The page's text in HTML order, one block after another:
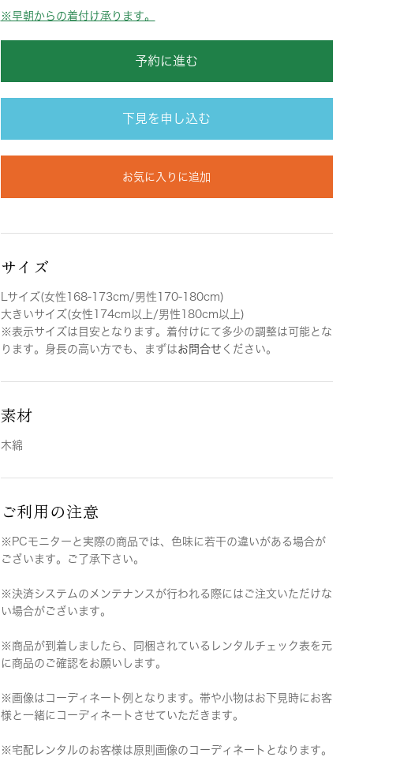
※早朝からの着付け承ります。
予約に進む
下見を申し込む
お気に入りに追加
サイズ
Lサイズ(女性168-173cm/男性170-180cm)
大きいサイズ(女性174cm以上/男性180cm以上)
※表示サイズは目安となります。着付けにて多少の調整は可能とな
ります。身長の高い方でも、まずはお問合せ ください。
素材
木綿
ご利用の注意
※PCモニターと実際の商品では、色味に若干の違いがある場合が
ございます。ご了承下さい。
※決済システムのメンテナンスが行われる際にはご注文いただけな
い場合がございます。
※商品が到着しましたら、同梱されているレンタルチェック表を元
に商品のご確認をお願いします。
※画像はコーディネート例となります。帯や小物はお下見時にお客
様と一緒にコーディネートさせていただきます。
※宅配レンタルのお客様は原則画像のコーディネートとなります。